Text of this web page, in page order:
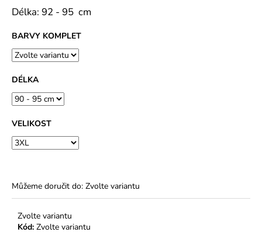
Délka: 92 - 95 cm
BARVY KOMPLET
DÉLKA
VELIKOST
Můžeme doručit do: Zvolte variantu
Zvolte variantu
Kód: Zvolte variantu